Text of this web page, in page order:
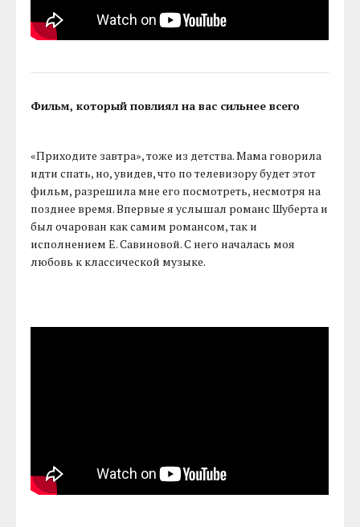
Фильм, который повлиял на вас сильнее всего
«Приходите завтра», тоже из детства. Мама говорила
идти спать, но, увидев, что по телевизору будет этот
фильм, разрешила мне его посмотреть, несмотря на
позднее время. Впервые я услышал романс Шуберта и
был очарован как самим романсом, так и
исполнением Е. Савиновой. С него началась моя
любовь к классической музыке.